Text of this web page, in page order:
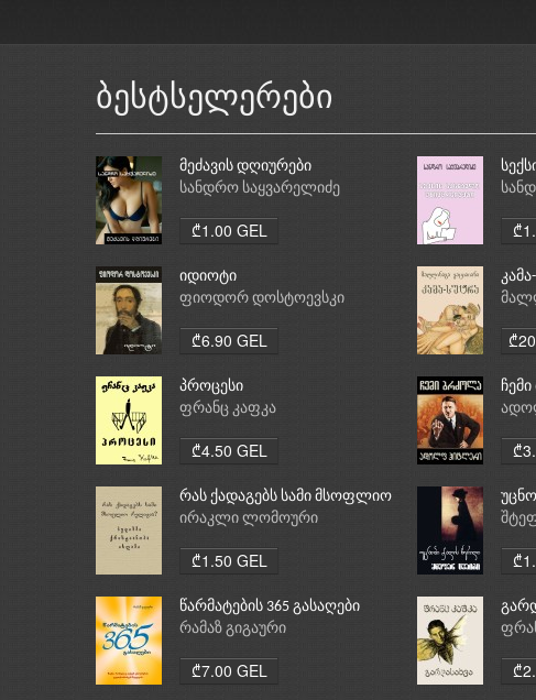
ბესტსელერები
მეძავის დღიურები
სანდრო საყვარელიძე
₾1.00 GEL
იდიოტი
ფიოდორ დოსტოევსკი
₾6.90 GEL
პროცესი
ფრანც კაფკა
₾4.50 GEL
რას ქადაგებს სამი მსოფლიო
რელიგია: ბუდიზმი,
ირაკლი ლომოური
₾1.50 GEL
წარმატების 365 გასაღები
რამაზ გიგაური
₾7.00 GEL